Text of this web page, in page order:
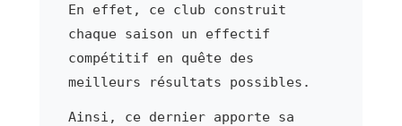
En effet, ce club construit
chaque saison un effectif
compétitif en quête des
meilleurs résultats possibles.
Ainsi, ce dernier apporte sa